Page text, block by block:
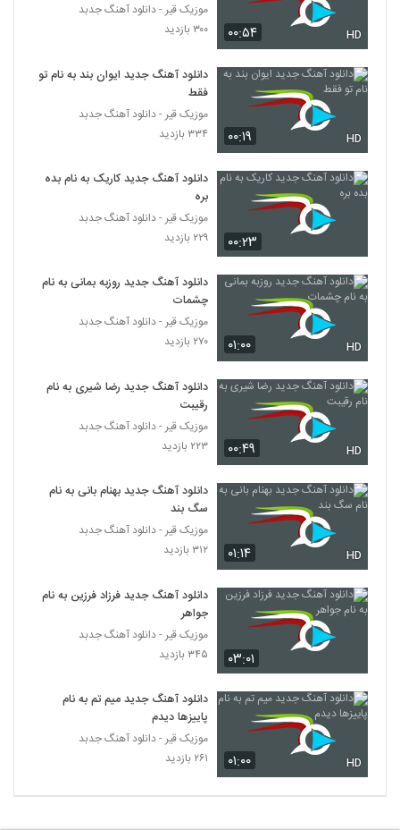
5371
Morteza Ahmadi I Lajbaz
۲۰۹ بازدید
دانلود آهنگ جواد آبادیان مرد و قولش
5373
آهنگ فردین کنعانی بنام بد باشی هم خوبه
۲۳۰ بازدید
Behzad Tarock 12 Shab
۲۲۸ بازدید
دانلود آهنگ جدید و زیبای علی مقدم با نام بوم
5376 تقدیر
5377
Fadavi Dastat Doore)
موزیک زیبای شهر چشمات از پوریا سلیمانی
5379
Birahm)
5380
Moein Geo Mofrad
۲۴۴ بازدید
هادی یوسف زاده آهنگ حقیقت
آهنگ عشق دلی از رضا حسین پور(پاپ)
۰۰:۵۴ HD
موزیک قیر - دانلود آهنگ جدبد
۳۰۰ بازدید
۰۰:۱۹ HD
دانلود آهنگ جدید ایوان بند به نام تو
فقط
موزیک قیر - دانلود آهنگ جدبد
۳۳۴ بازدید
۰۰:۲۳
دانلود آهنگ جدید کاریک به نام بده
بره
موزیک قیر - دانلود آهنگ جدبد
۲۲۹ بازدید
۰۱:۰۰ HD
دانلود آهنگ جدید روزبه بمانی به نام
چشمات
موزیک قیر - دانلود آهنگ جدبد
۲۷۰ بازدید
۰۰:۴۹ HD
دانلود آهنگ جدید رضا شیری به نام
رقیبت
موزیک قیر - دانلود آهنگ جدبد
۲۲۳ بازدید
۰۱:۱۴ HD
دانلود آهنگ جدید بهنام بانی به نام
سگ بند
موزیک قیر - دانلود آهنگ جدبد
۳۱۲ بازدید
۰۳:۰۱
دانلود آهنگ جدید فرزاد فرزین به نام
جواهر
موزیک قیر - دانلود آهنگ جدبد
۳۴۵ بازدید
۰۱:۰۰ HD
دانلود آهنگ جدید میم تم به نام
پاییزها دیدم
موزیک قیر - دانلود آهنگ جدبد
۲۶۱ بازدید